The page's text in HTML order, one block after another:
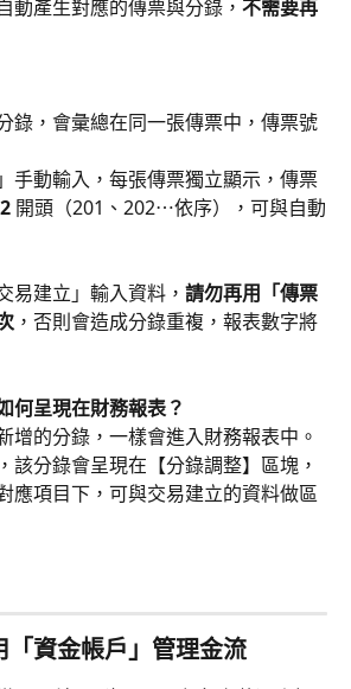
動產生對應的傳票與分錄， 不需要再
錄，會彙總在同一張傳票中，傳票號
手動輸入，每張傳票獨立顯示，傳票
2 開頭（201、202⋯依序），可與自動
易建立」輸入資料， 請勿再用「傳票
，否則會造成分錄重複，報表數字將
何呈現在財務報表？
增的分錄，一樣會進入財務報表中。
該分錄會呈現在【分錄調整】區塊，
應項目下，可與交易建立的資料做區
「資金帳戶」管理金流